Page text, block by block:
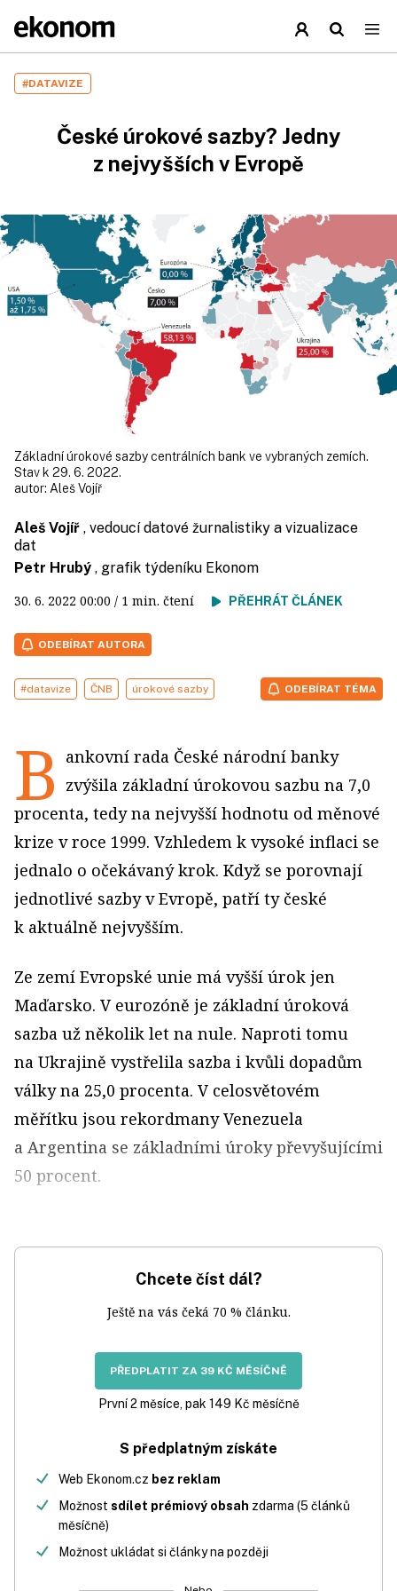
#DATAVIZE
České úrokové sazby? Jedny
z nejvyšších v Evropě
Základní úrokové sazby centrálních bank ve vybraných zemích.
Stav k 29. 6. 2022.
autor: Aleš Vojíř
Aleš Vojíř , vedoucí datové žurnalistiky a vizualizace
dat
Petr Hrubý , grafik týdeníku Ekonom
30. 6. 2022 00:00 / 1 min. čtení PŘEHRÁT ČLÁNEK
ODEBÍRAT AUTORA
#datavize ČNB úrokové sazby ODEBÍRAT TÉMA
B ankovní rada České národní banky
zvýšila základní úrokovou sazbu na 7,0
procenta, tedy na nejvyšší hodnotu od měnové
krize v roce 1999. Vzhledem k vysoké inflaci se
jednalo o očekávaný krok. Když se porovnají
jednotlivé sazby v Evropě, patří ty české
k aktuálně nejvyšším.
Ze zemí Evropské unie má vyšší úrok jen
Maďarsko. V eurozóně je základní úroková
sazba už několik let na nule. Naproti tomu
na Ukrajině vystřelila sazba i kvůli dopadům
války na 25,0 procenta. V celosvětovém
měřítku jsou rekordmany Venezuela
a Argentina se základními úroky převyšujícími
50 procent.
Chcete číst dál?
Ještě na vás čeká 70 % článku.
PŘEDPLATIT ZA 39 KČ MĚSÍČNĚ
První 2 měsíce, pak 149 Kč měsíčně
S předplatným získáte
Web Ekonom.cz bez reklam
Možnost sdílet prémiový obsah zdarma (5 článků
měsíčně)
Možnost ukládat si články na později